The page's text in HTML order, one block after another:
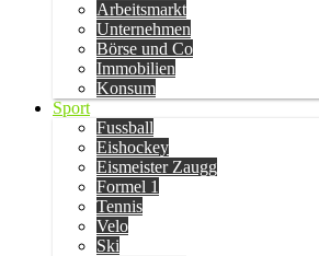
Arbeitsmarkt
Unternehmen
Börse und Co
Immobilien
Konsum
Sport
Fussball
Eishockey
Eismeister Zaugg
Formel 1
Tennis
Velo
Ski